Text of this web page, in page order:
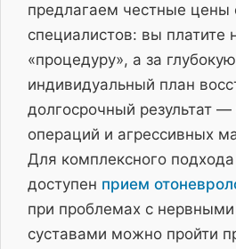
предлагаем честные цены
специалистов: вы платите
«процедуру», а за
индивидуальный план
долгосрочный результат —
операций и агрессивных
Для комплексного
доступен прием
при проблемах с
суставами можно пройти